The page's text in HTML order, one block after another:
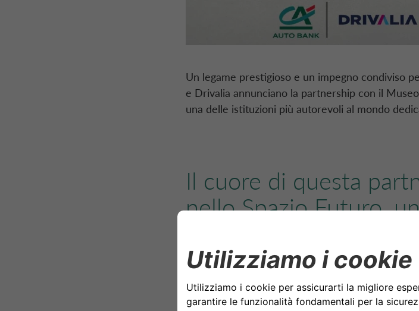
Un legame prestigioso e un impegno condiviso
e Drivalia annunciano la partnership con il
una delle istituzioni più autorevoli al mondo
Il cuore di questa
nello Spazio Futuro,
interattiva sviluppata
partner scientifici del
QuiCA Auto BankeDrivalia, in qualità diproject